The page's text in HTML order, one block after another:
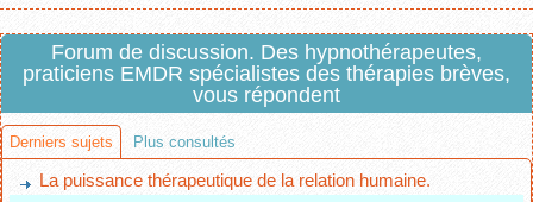
Forum de discussion. Des hypnothérapeutes,
praticiens EMDR spécialistes des thérapies brèves,
vous répondent
Derniers sujets Plus consultés
La puissance thérapeutique de la relation humaine.